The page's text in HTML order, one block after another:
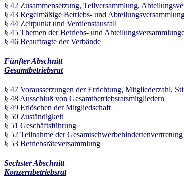
§ 42 Zusammensetzung, Teilversammlung,
§ 43 Regelmäßige Betriebs- und
§ 44 Zeitpunkt und Verdienstausfall
§ 45 Themen der Betriebs- und
§ 46 Beauftragte der Verbände
Fünfter Abschnitt
Gesamtbetriebsrat
§ 47 Voraussetzungen der Errichtung, Mitgliederzahl,
§ 48 Ausschluß von Gesamtbetriebsratsmitgliedern
§ 49 Erlöschen der Mitgliedschaft
§ 50 Zuständigkeit
§ 51 Geschäftsführung
§ 52 Teilnahme der Gesamtschwerbehindertenvertretung
§ 53 Betriebsräteversammlung
Sechster Abschnitt
Konzernbetriebsrat